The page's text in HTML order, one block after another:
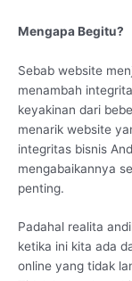
Mengapa Begitu?
Sebab website
menambah
keyakinan dari
menarik website
integritas bisnis
mengabaikannya
penting.
Padahal realita
ketika ini kita ada
online yang tidak